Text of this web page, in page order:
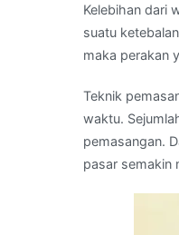
Kelebihan dari
suatu
maka perakan
Teknik
waktu.
pemasangan.
pasar semakin